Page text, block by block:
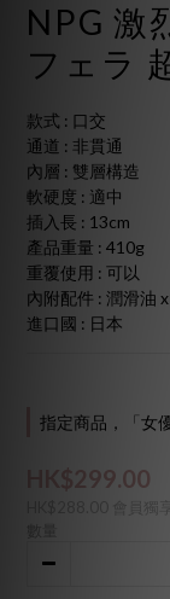
NPG 激
フェラ
款式 : 口交
通道 : 非貫通
內層 : 雙層構造
軟硬度 : 適中
插入長 : 13cm
產品重量 : 410g
重覆使用 : 可以
內附配件 : 潤滑油
進口國 : 日本
指定商品，「女
HK$299.00
會員獨享